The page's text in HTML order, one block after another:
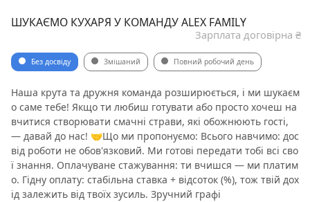
ШУКАЄМО КУХАРЯ У КОМАНДУ ALEX FAMILY️
Зарплата договірна ₴
Без досвіду Змішаний Повний робочий день
Наша крута та дружня команда розширюється, і ми шукаєм
о саме тебе! Якщо ти любиш готувати або просто хочеш на
вчитися створювати смачні страви, які обожнюють гості,
— давай до нас! 🤝Що ми пропонуємо: Всього навчимо: дос
від роботи не обов'язковий. Ми готові передати тобі всі сво
ї знання. Оплачуване стажування: ти вчишся — ми платим
о. Гідну оплату: стабільна ставка + відсоток (%), тож твій дох
ід залежить від твоїх зусиль. Зручний графі